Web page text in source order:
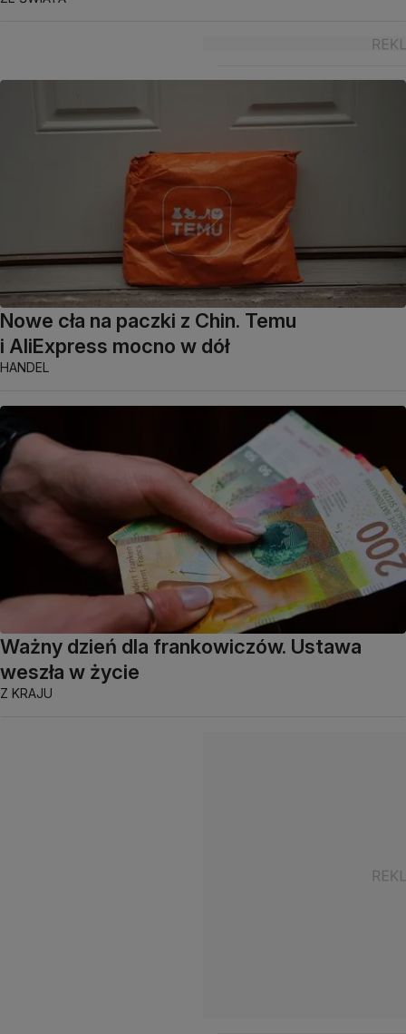
Nowe cła na paczki z Chin. Temu
i AliExpress mocno w dół
HANDEL
Ważny dzień dla frankowiczów. Ustawa
weszła w życie
Z KRAJU